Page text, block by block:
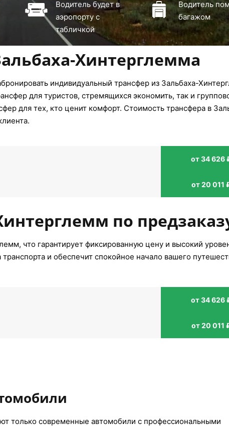
Водитель будет в
аэропорту с
табличкой
Водитель
багажом
Хинтерглемма
индивидуальный трансфер из Зальбаха-
для туристов, стремящихся экономить, так и
для тех, кто ценит комфорт. Стоимость трансфера в
от 34 626
от 20 011
по
что гарантирует фиксированную цену и высокий
и обеспечит спокойное начало вашего
от 34 626
от 20 011
только современные автомобили с профессиональными